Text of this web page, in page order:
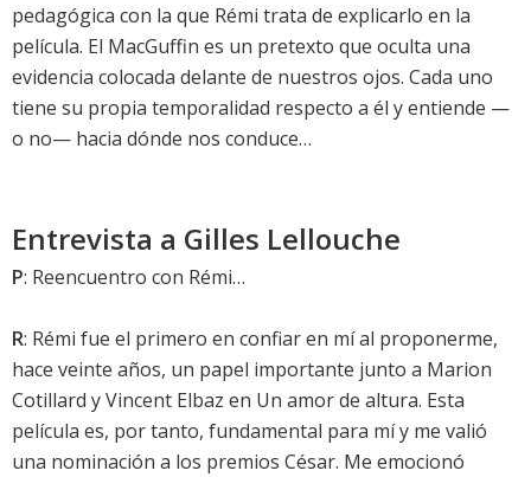
pedagógica con la que Rémi trata de explicarlo en la
película. El MacGuffin es un pretexto que oculta una
evidencia colocada delante de nuestros ojos. Cada uno
tiene su propia temporalidad respecto a él y entiende —
o no— hacia dónde nos conduce…
Entrevista a Gilles Lellouche
P: Reencuentro con Rémi…
R: Rémi fue el primero en confiar en mí al proponerme,
hace veinte años, un papel importante junto a Marion
Cotillard y Vincent Elbaz en Un amor de altura. Esta
película es, por tanto, fundamental para mí y me valió
una nominación a los premios César. Me emocionó